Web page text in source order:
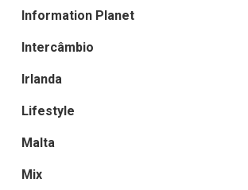
Information Planet
Intercâmbio
Irlanda
Lifestyle
Malta
Mix